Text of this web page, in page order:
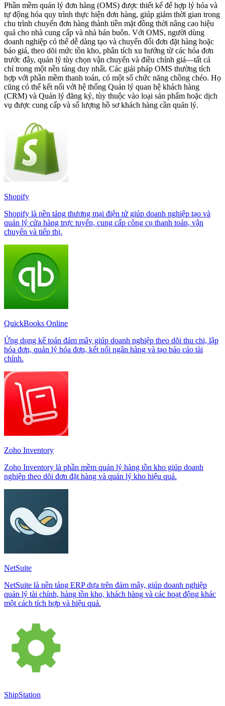
Phần mềm quản lý đơn hàng (OMS) được thiết kế để hợp lý hóa và
tự động hóa quy trình thực hiện đơn hàng, giúp giảm thời gian trong
chu trình chuyển đơn hàng thành tiền mặt đồng thời nâng cao hiệu
quả cho nhà cung cấp và nhà bán buôn. Với OMS, người dùng
doanh nghiệp có thể dễ dàng tạo và chuyển đổi đơn đặt hàng hoặc
báo giá, theo dõi mức tồn kho, phân tích xu hướng từ các hóa đơn
trước đây, quản lý tùy chọn vận chuyển và điều chỉnh giá—tất cả
chỉ trong một nền tảng duy nhất. Các giải pháp OMS thường tích
hợp với phần mềm thanh toán, có một số chức năng chồng chéo. Họ
cũng có thể kết nối với hệ thống Quản lý quan hệ khách hàng
(CRM) và Quản lý đăng ký, tùy thuộc vào loại sản phẩm hoặc dịch
vụ được cung cấp và số lượng hồ sơ khách hàng cần quản lý.
Shopify
Shopify là nền tảng thương mại điện tử giúp doanh nghiệp tạo và
quản lý cửa hàng trực tuyến, cung cấp công cụ thanh toán, vận
chuyển và tiếp thị.
QuickBooks Online
Ứng dụng kế toán đám mây giúp doanh nghiệp theo dõi thu chi, lập
hóa đơn, quản lý hóa đơn, kết nối ngân hàng và tạo báo cáo tài
chính.
Zoho Inventory
Zoho Inventory là phần mềm quản lý hàng tồn kho giúp doanh
nghiệp theo dõi đơn đặt hàng và quản lý kho hiệu quả.
NetSuite
NetSuite là nền tảng ERP dựa trên đám mây, giúp doanh nghiệp
quản lý tài chính, hàng tồn kho, khách hàng và các hoạt động khác
một cách tích hợp và hiệu quả.
ShipStation